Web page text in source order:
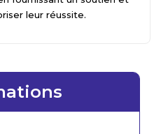
leur réussite.